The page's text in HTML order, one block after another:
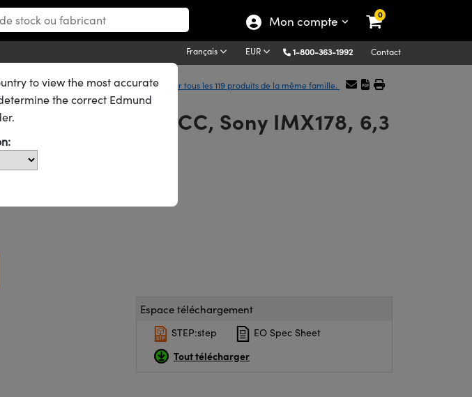
Mon compte 0
Français EUR 1-800-363-1992 Contact
Afficher tous les 119 produits de la même famille.
PHX064S-CC, Sony IMX178, 6,3
to adjust the quantity.
Espace téléchargement
STEP:step EO Spec Sheet
Tout télécharger
to view the most accurate
the correct Edmund